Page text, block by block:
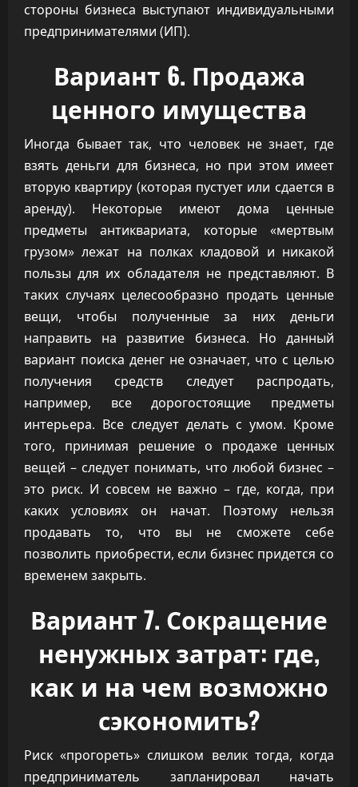
стороны бизнеса выступают индивидуальными
предпринимателями (ИП).
Вариант 6. Продажа
ценного имущества
Иногда бывает так, что человек не знает, где
взять деньги для бизнеса, но при этом имеет
вторую квартиру (которая пустует или сдается в
аренду). Некоторые имеют дома ценные
предметы антиквариата, которые «мертвым
грузом» лежат на полках кладовой и никакой
пользы для их обладателя не представляют. В
таких случаях целесообразно продать ценные
вещи, чтобы полученные за них деньги
направить на развитие бизнеса. Но данный
вариант поиска денег не означает, что с целью
получения средств следует распродать,
например, все дорогостоящие предметы
интерьера. Все следует делать с умом. Кроме
того, принимая решение о продаже ценных
вещей – следует понимать, что любой бизнес –
это риск. И совсем не важно – где, когда, при
каких условиях он начат. Поэтому нельзя
продавать то, что вы не сможете себе
позволить приобрести, если бизнес придется со
временем закрыть.
Вариант 7. Сокращение
ненужных затрат: где,
как и на чем возможно
сэкономить?
Риск «прогореть» слишком велик тогда, когда
предприниматель запланировал начать